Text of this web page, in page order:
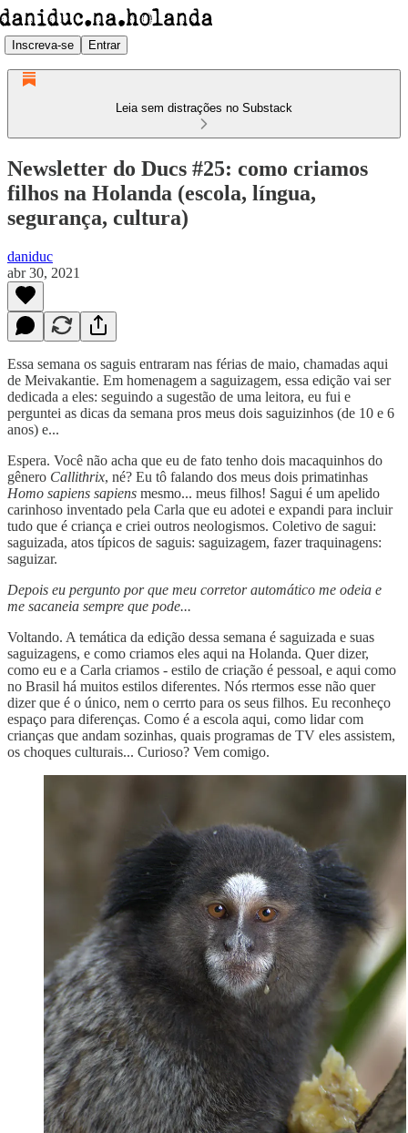
Inscreva-se Entrar
Leia sem distrações no Substack
Newsletter do Ducs #25: como criamos
filhos na Holanda (escola, língua,
segurança, cultura)
daniduc
abr 30, 2021
Essa semana os saguis entraram nas férias de maio, chamadas aqui
de Meivakantie. Em homenagem a saguizagem, essa edição vai ser
dedicada a eles: seguindo a sugestão de uma leitora, eu fui e
perguntei as dicas da semana pros meus dois saguizinhos (de 10 e 6
anos) e...
Espera. Você não acha que eu de fato tenho dois macaquinhos do
gênero Callithrix, né? Eu tô falando dos meus dois primatinhas
Homo sapiens sapiens mesmo... meus filhos! Sagui é um apelido
carinhoso inventado pela Carla que eu adotei e expandi para incluir
tudo que é criança e criei outros neologismos. Coletivo de sagui:
saguizada, atos típicos de saguis: saguizagem, fazer traquinagens:
saguizar.
Depois eu pergunto por que meu corretor automático me odeia e
me sacaneia sempre que pode...
Voltando. A temática da edição dessa semana é saguizada e suas
saguizagens, e como criamos eles aqui na Holanda. Quer dizer,
como eu e a Carla criamos - estilo de criação é pessoal, e aqui como
no Brasil há muitos estilos diferentes. Nós rtermos esse não quer
dizer que é o único, nem o cerrto para os seus filhos. Eu reconheço
espaço para diferenças. Como é a escola aqui, como lidar com
crianças que andam sozinhas, quais programas de TV eles assistem,
os choques culturais... Curioso? Vem comigo.